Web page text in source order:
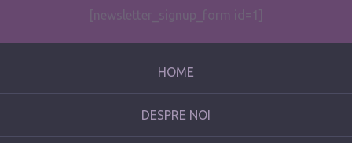
[newsletter_signup_form id=1]
HOME
DESPRE NOI